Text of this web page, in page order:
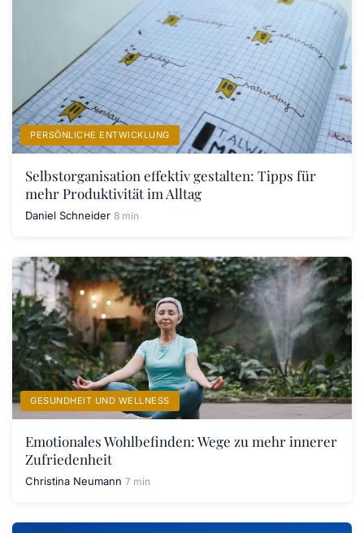
PERSÖNLICHE ENTWICKLUNG
Selbstorganisation effektiv gestalten: Tipps für
mehr Produktivität im Alltag
Daniel Schneider 8 min
GESUNDHEIT UND WELLNESS
Emotionales Wohlbefinden: Wege zu mehr innerer
Zufriedenheit
Christina Neumann 7 min